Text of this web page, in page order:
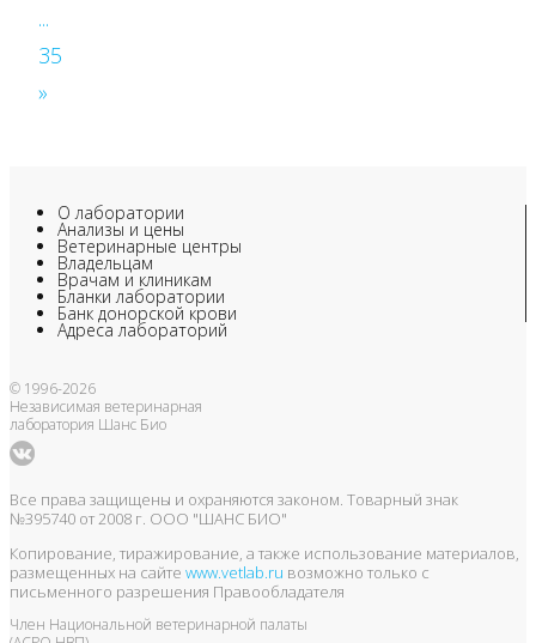
...
35
»
О лаборатории
Анализы и цены
Ветеринарные центры
Владельцам
Врачам и клиникам
Бланки лаборатории
Банк донорской крови
Адреса лабораторий
© 1996-2026
Независимая ветеринарная
лаборатория Шанс Био
Все права защищены и охраняются законом. Товарный знак
№395740 от 2008 г. ООО "ШАНС БИО"
Копирование, тиражирование, а также использование материалов,
размещенных на сайте www.vetlab.ru возможно только с
письменного разрешения Правообладателя
Член Национальной ветеринарной палаты